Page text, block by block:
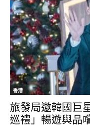
香港
旅發局邀韓國巨
巡禮」暢遊與品